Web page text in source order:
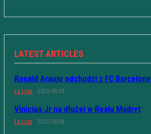
LATEST ARTICLES
Ronald Araujo odchodzi z FC Barcelony
La Liga 2026-08-08
Vinicius Jr na dłużej w Realu Madryt
La Liga 2026-08-08